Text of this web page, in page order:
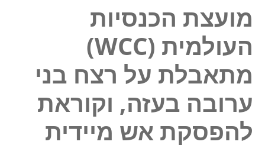
מועצת הכנסיות
העולמית (WCC)
מתאבלת על רצח בני
ערובה בעזה, וקוראת
להפסקת אש מיידית